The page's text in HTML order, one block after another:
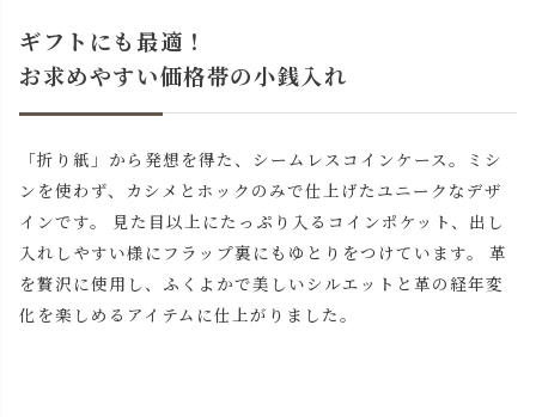
ギフトにも最適！
お求めやすい価格帯の小銭入れ
「折り紙」から発想を得た、シームレスコインケース。ミシ
ンを使わず、カシメとホックのみで仕上げたユニークなデザ
インです。 見た目以上にたっぷり入るコインポケット、出し
入れしやすい様にフラップ裏にもゆとりをつけています。 革
を贅沢に使用し、ふくよかで美しいシルエットと革の経年変
化を楽しめるアイテムに仕上がりました。